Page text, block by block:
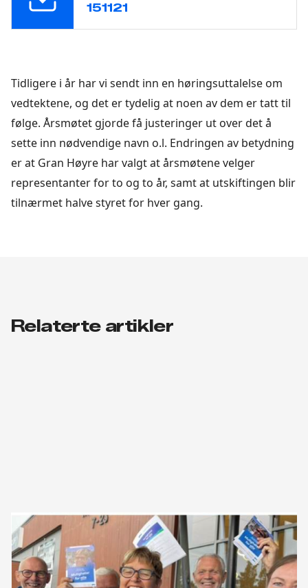
151121
Tidligere i år har vi sendt inn en høringsuttalelse om
vedtektene, og det er tydelig at noen av dem er tatt til
følge. Årsmøtet gjorde få justeringer ut over det å
sette inn nødvendige navn o.l. Endringen av betydning
er at Gran Høyre har valgt at årsmøtene velger
representanter for to og to år, samt at utskiftingen blir
tilnærmet halve styret for hver gang.
Relaterte artikler